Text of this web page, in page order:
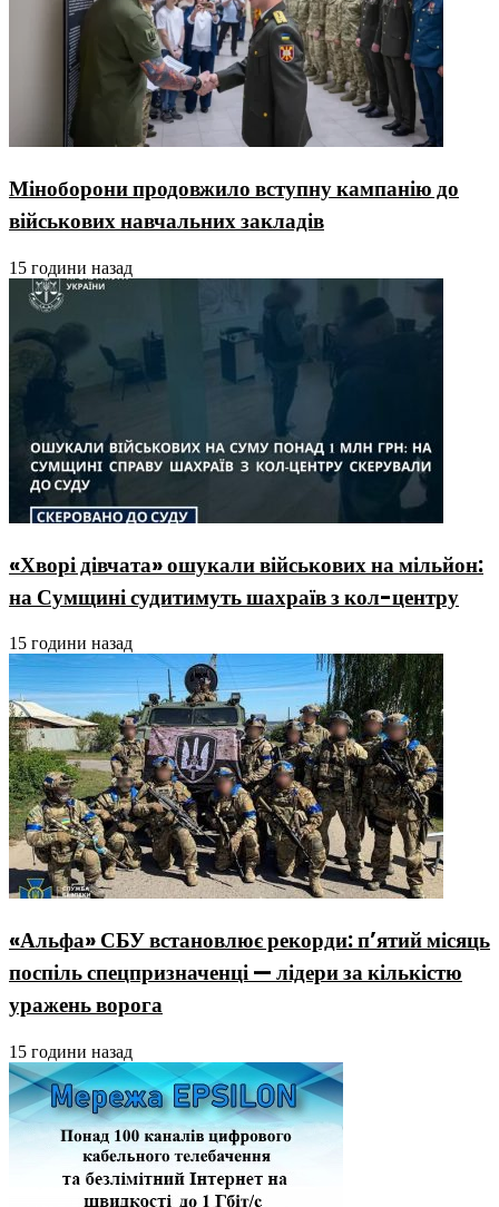
Міноборони продовжило вступну кампанію до
військових навчальних закладів
15 години назад
«Хворі дівчата» ошукали військових на мільйон:
на Сумщині судитимуть шахраїв з кол-центру
15 години назад
«Альфа» СБУ встановлює рекорди: п’ятий місяць
поспіль спецпризначенці — лідери за кількістю
уражень ворога
15 години назад